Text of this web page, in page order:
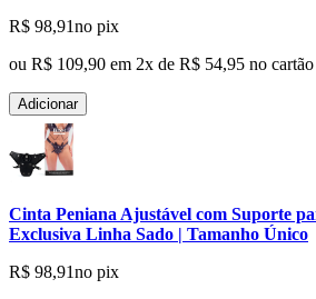
R$ 98,91no pix
ou R$ 109,90 em 2x de R$ 54,95 no
Adicionar
Cinta Peniana Ajustável com Suporte
Exclusiva Linha Sado | Tamanho Único
R$ 98,91no pix